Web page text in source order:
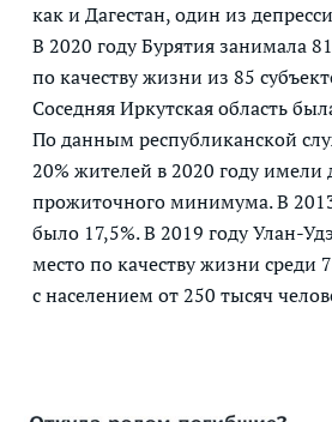
как и Дагестан, один из
В 2020 году Бурятия занимала
по качеству жизни из 85
Соседняя Иркутская область
По данным республиканской
20% жителей в 2020 году
прожиточного минимума. В
было 17,5%. В 2019 году Улан-
место по качеству жизни среди
с населением от 250 тысяч